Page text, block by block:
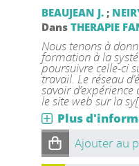
BEAUJEAN J.;
Dans THERAPIE
Nous tenons à
formation à la
poursuivre celle-ci
travail. Le réseau
savoir
le site web sur la
Plus
Ajouter au